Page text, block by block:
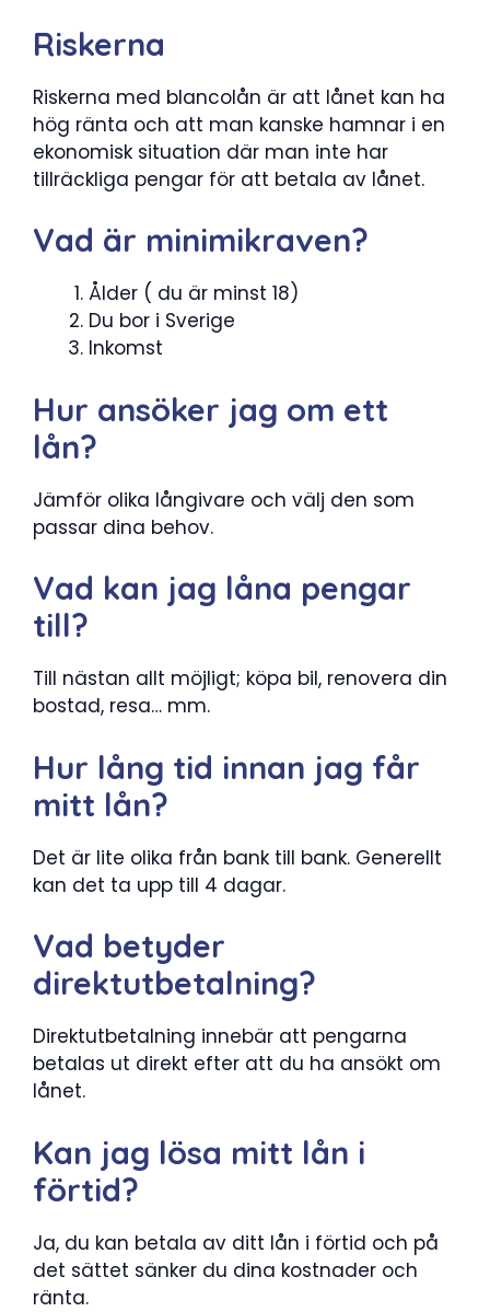
Riskerna
Riskerna med blancolån är att lånet kan ha
hög ränta och att man kanske hamnar i en
ekonomisk situation där man inte har
tillräckliga pengar för att betala av lånet.
Vad är minimikraven?
Ålder ( du är minst 18)
Du bor i Sverige
Inkomst
Hur ansöker jag om ett
lån?
Jämför olika långivare och välj den som
passar dina behov.
Vad kan jag låna pengar
till?
Till nästan allt möjligt; köpa bil, renovera din
bostad, resa… mm.
Hur lång tid innan jag får
mitt lån?
Det är lite olika från bank till bank. Generellt
kan det ta upp till 4 dagar.
Vad betyder
direktutbetalning?
Direktutbetalning innebär att pengarna
betalas ut direkt efter att du ha ansökt om
lånet.
Kan jag lösa mitt lån i
förtid?
Ja, du kan betala av ditt lån i förtid och på
det sättet sänker du dina kostnader och
ränta.